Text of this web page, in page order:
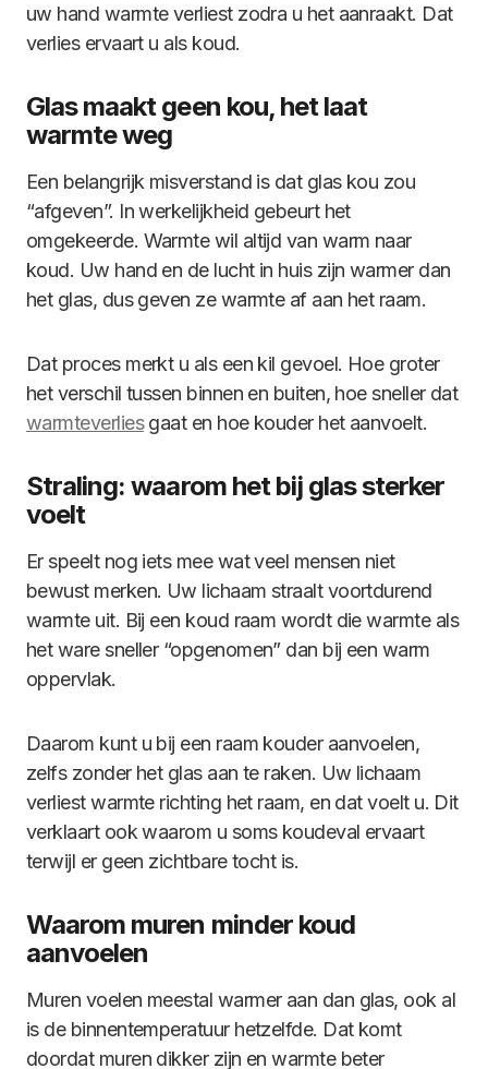
uw hand warmte verliest zodra u het aanraakt. Dat
verlies ervaart u als koud.
Glas maakt geen kou, het laat
warmte weg
Een belangrijk misverstand is dat glas kou zou
“afgeven”. In werkelijkheid gebeurt het
omgekeerde. Warmte wil altijd van warm naar
koud. Uw hand en de lucht in huis zijn warmer dan
het glas, dus geven ze warmte af aan het raam.
Dat proces merkt u als een kil gevoel. Hoe groter
het verschil tussen binnen en buiten, hoe sneller dat
warmteverliesgaat en hoe kouder het aanvoelt.
Straling: waarom het bij glas sterker
voelt
Er speelt nog iets mee wat veel mensen niet
bewust merken. Uw lichaam straalt voortdurend
warmte uit. Bij een koud raam wordt die warmte als
het ware sneller “opgenomen” dan bij een warm
oppervlak.
Daarom kunt u bij een raam kouder aanvoelen,
zelfs zonder het glas aan te raken. Uw lichaam
verliest warmte richting het raam, en dat voelt u. Dit
verklaart ook waarom u soms koudeval ervaart
terwijl er geen zichtbare tocht is.
Waarom muren minder koud
aanvoelen
Muren voelen meestal warmer aan dan glas, ook al
is de binnentemperatuur hetzelfde. Dat komt
doordat muren dikker zijn en warmte beter